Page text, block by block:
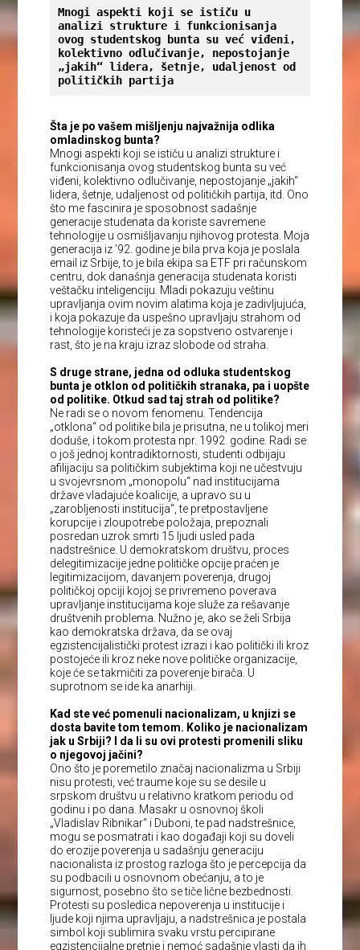
Mnogi aspekti koji se ističu u
analizi strukture i funkcionisanja
ovog studentskog bunta su već viđeni,
kolektivno odlučivanje, nepostojanje
„jakih“ lidera, šetnje, udaljenost od
političkih partija
Šta je po vašem mišljenju najvažnija odlika
omladinskog bunta?
Mnogi aspekti koji se ističu u analizi strukture i
funkcionisanja ovog studentskog bunta su već
viđeni, kolektivno odlučivanje, nepostojanje „jakih“
lidera, šetnje, udaljenost od političkih partija, itd. Ono
što me fascinira je sposobnost sadašnje
generacije studenata da koriste savremene
tehnologije u osmišljavanju njihovog protesta. Moja
generacija iz ’92. godine je bila prva koja je poslala
email iz Srbije, to je bila ekipa sa ETF pri računskom
centru, dok današnja generacija studenata koristi
veštačku inteligenciju. Mladi pokazuju veštinu
upravljanja ovim novim alatima koja je zadivljujuća,
i koja pokazuje da uspešno upravljaju strahom od
tehnologije koristeći je za sopstveno ostvarenje i
rast, što je na kraju izraz slobode od straha.
S druge strane, jedna od odluka studentskog
bunta je otklon od političkih stranaka, pa i uopšte
od politike. Otkud sad taj strah od politike?
Ne radi se o novom fenomenu. Tendencija
„otklona“ od politike bila je prisutna, ne u tolikoj meri
doduše, i tokom protesta npr. 1992. godine. Radi se
o još jednoj kontradiktornosti, studenti odbijaju
afilijaciju sa političkim subjektima koji ne učestvuju
u svojevrsnom „monopolu“ nad institucijama
države vladajuće koalicije, a upravo su u
„zarobljenosti institucija“, te pretpostavljene
korupcije i zloupotrebe položaja, prepoznali
posredan uzrok smrti 15 ljudi usled pada
nadstrešnice. U demokratskom društvu, proces
delegitimizacije jedne političke opcije praćen je
legitimizacijom, davanjem poverenja, drugoj
političkoj opciji kojoj se privremeno poverava
upravljanje institucijama koje služe za rešavanje
društvenih problema. Nužno je, ako se želi Srbija
kao demokratska država, da se ovaj
egzistencijalistički protest izrazi i kao politički ili kroz
postojeće ili kroz neke nove političke organizacije,
koje će se takmičiti za poverenje birača. U
suprotnom se ide ka anarhiji.
Kad ste već pomenuli nacionalizam, u knjizi se
dosta bavite tom temom. Koliko je nacionalizam
jak u Srbiji? I da li su ovi protesti promenili sliku
o njegovoj jačini?
Ono što je poremetilo značaj nacionalizma u Srbiji
nisu protesti, već traume koje su se desile u
srpskom društvu u relativno kratkom periodu od
godinu i po dana. Masakr u osnovnoj školi
„Vladislav Ribnikar“ i Duboni, te pad nadstrešnice,
mogu se posmatrati i kao događaji koji su doveli
do erozije poverenja u sadašnju generaciju
nacionalista iz prostog razloga što je percepcija da
su podbacili u osnovnom obećanju, a to je
sigurnost, posebno što se tiče lične bezbednosti.
Protesti su posledica nepoverenja u institucije i
ljude koji njima upravljaju, a nadstrešnica je postala
simbol koji sublimira svaku vrstu percipirane
egzistencijalne pretnje i nemoć sadašnje vlasti da ih